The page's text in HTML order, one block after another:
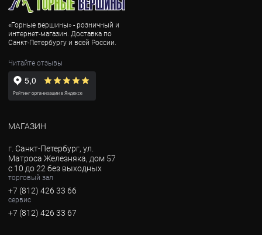
«Горные вершины» - розничный и
интернет-магазин. Доставка по
Санкт-Петербургу и всей России.
Читайте отзывы
МАГАЗИН
г. Санкт-Петербург, ул.
Матроса Железняка, дом 57
с 10 до 22 без выходных
торговый зал
+7 (812) 426 33 66
сервис
+7 (812) 426 33 67